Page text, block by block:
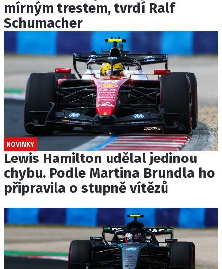
mírným trestem, tvrdí Ralf
Schumacher
NOVINKY
Lewis Hamilton udělal jedinou
chybu. Podle Martina Brundla ho
připravila o stupně vítězů